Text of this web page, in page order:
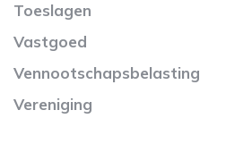
Toeslagen
Vastgoed
Vennootschapsbelasting
Vereniging